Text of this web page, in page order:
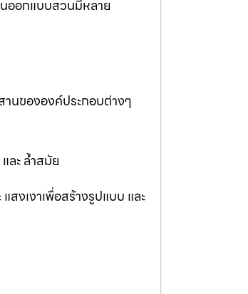
ออกแบบสวนมีหลาย
นขององค์ประกอบต่างๆ
ละ ล้ำสมัย
งเงาเพื่อสร้างรูปแบบ และ